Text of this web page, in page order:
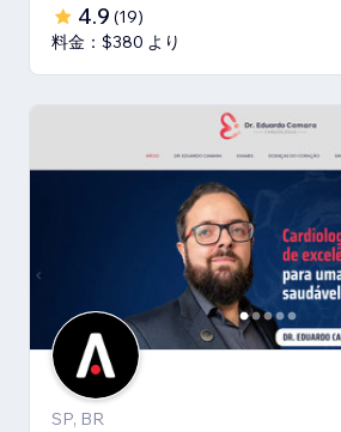
4.9 (19)
料金：$380 より
SP, BR